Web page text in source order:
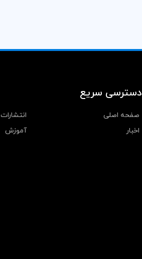
دسترسی سریع
صفحه اصلی
انتشارات
اخبار
آموزش